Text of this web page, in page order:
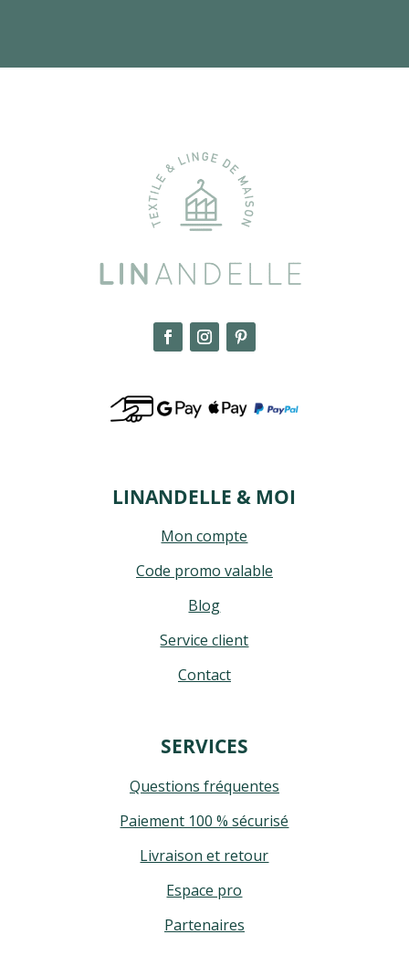
LINANDELLE & MOI
Mon compte
Code promo valable
Blog
Service client
Contact
SERVICES
Questions fréquentes
Paiement 100 % sécurisé
Livraison et retour
Espace pro
Partenaires